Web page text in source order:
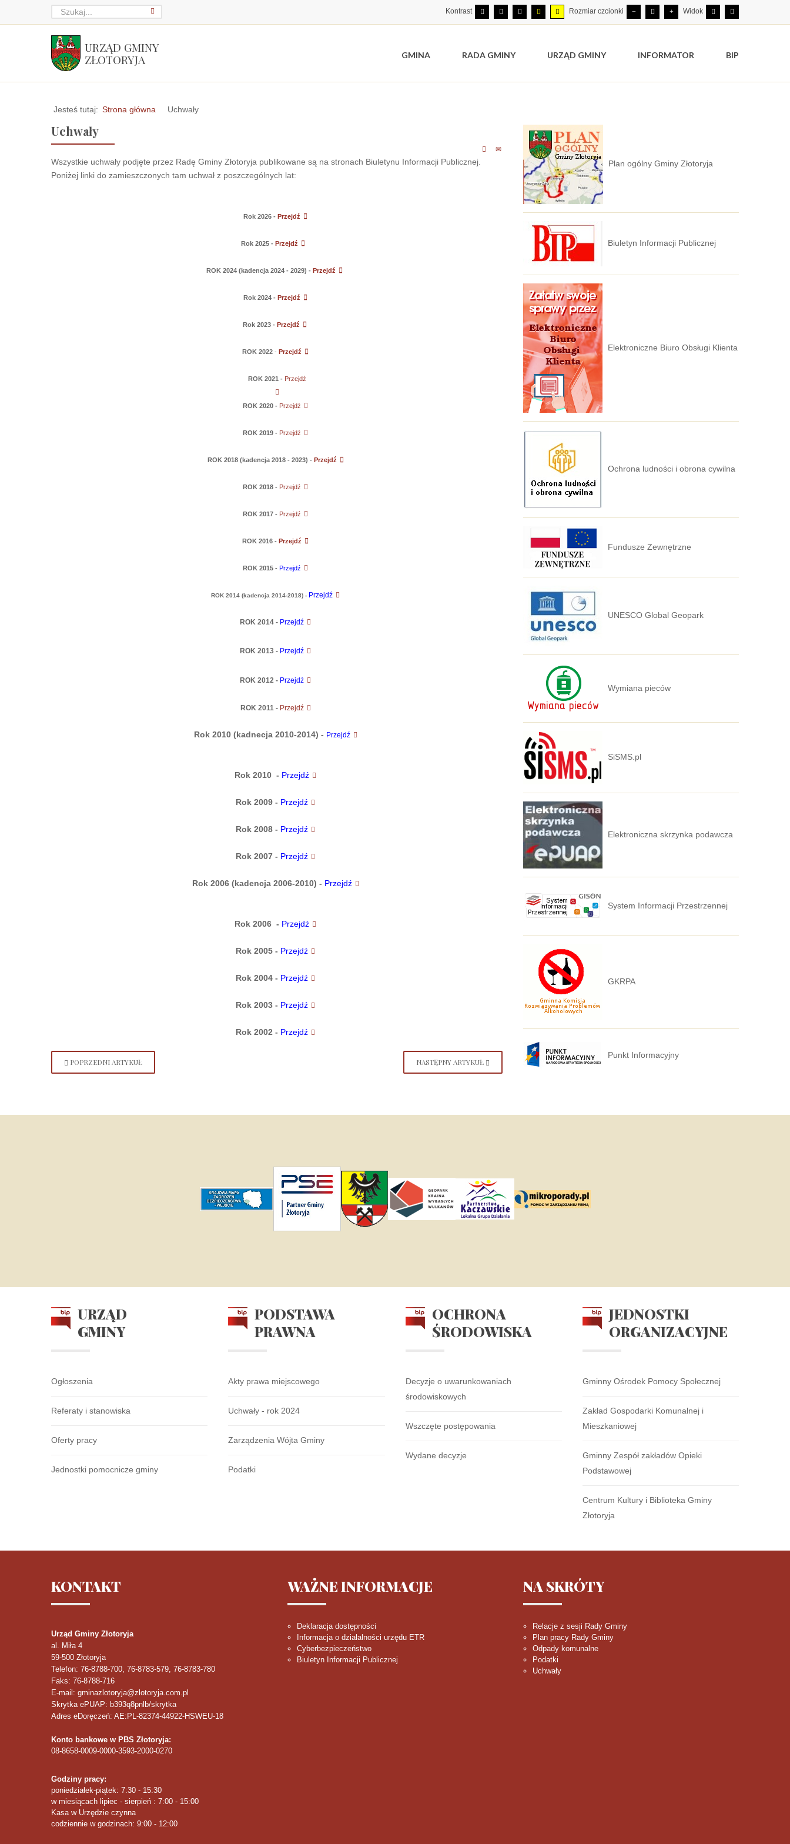
Kontrast Rozmiar czcionki Widok
URZĄD GMINY
ZŁOTORYJA
GMINA RADA GMINY URZĄD GMINY INFORMATOR BIP
Jesteś tutaj: Strona główna Uchwały
Uchwały
Wszystkie uchwały podjęte przez Radę Gminy Złotoryja publikowane są na stronach Biuletynu Informacji Publicznej.
Poniżej linki do zamieszczonych tam uchwał z poszczególnych lat:
Rok 2026 -Przejdź
Rok 2025 -Przejdź
ROK 2024 (kadencja 2024 - 2029) -Przejdź
Rok 2024 -Przejdź
Rok 2023 - Przejdź
ROK 2022 -Przejdź
ROK 2021 - Przejdź
ROK 2020 - Przejdź
ROK 2019 - Przejdź
ROK 2018 (kadencja 2018 - 2023) - Przejdź
ROK 2018 - Przejdź
ROK 2017 - Przejdź
ROK 2016 -Przejdź
ROK 2015 -Przejdź
ROK 2014 (kadencja 2014-2018) - Przejdź
ROK 2014 - Przejdź
ROK 2013 - Przejdź
ROK 2012 - Przejdź
ROK 2011 - Przejdź
Rok 2010 (kadnecja 2010-2014) - Przejdź
Rok 2010 - Przejdź
Rok 2009- Przejdź
Rok 2008- Przejdź
Rok 2007- Przejdź
Rok 2006 (kadencja 2006-2010) - Przejdź
Rok 2006- Przejdź
Rok 2005- Przejdź
Rok 2004 - Przejdź
Rok 2003- Przejdź
Rok 2002- Przejdź
POPRZEDNI ARTYKUŁ NASTĘPNY ARTYKUŁ
Plan ogólny Gminy Złotoryja
Biuletyn Informacji Publicznej
Elektroniczne Biuro Obsługi Klienta
Ochrona ludności i obrona cywilna
Fundusze Zewnętrzne
UNESCO Global Geopark
Wymiana pieców
SiSMS.pl
Elektroniczna skrzynka podawcza
System Informacji Przestrzennej
GKRPA
Punkt Informacyjny
URZĄD
GMINY
Ogłoszenia
Referaty i stanowiska
Oferty pracy
Jednostki pomocnicze gminy
PODSTAWA
PRAWNA
Akty prawa miejscowego
Uchwały - rok 2024
Zarządzenia Wójta Gminy
Podatki
OCHRONA
ŚRODOWISKA
Decyzje o uwarunkowaniach
środowiskowych
Wszczęte postępowania
Wydane decyzje
JEDNOSTKI
ORGANIZACYJNE
Gminny Ośrodek Pomocy Społecznej
Zakład Gospodarki Komunalnej i
Mieszkaniowej
Gminny Zespół zakładów Opieki
Podstawowej
Centrum Kultury i Biblioteka Gminy
Złotoryja
KONTAKT
Urząd Gminy Złotoryja
al. Miła 4
59-500 Złotoryja
Telefon: 76-8788-700, 76-8783-579, 76-8783-780
Faks: 76-8788-716
E-mail: gminazlotoryja@zlotoryja.com.pl
Skrytka ePUAP: b393q8pnlb/skrytka
Adres eDoręczeń: AE:PL-82374-44922-HSWEU-18
Konto bankowe w PBS Złotoryja:
08-8658-0009-0000-3593-2000-0270
Godziny pracy:
poniedziałek-piątek: 7:30 - 15:30
w miesiącach lipiec - sierpień : 7:00 - 15:00
Kasa w Urzędzie czynna
codziennie w godzinach: 9:00 - 12:00
WAŻNEINFORMACJE
Deklaracja dostępności
Informacja o działalności urzędu ETR
Cyberbezpieczeństwo
Biuletyn Informacji Publicznej
NA SKRÓTY
Relacje z sesji Rady Gminy
Plan pracy Rady Gminy
Odpady komunalne
Podatki
Uchwały